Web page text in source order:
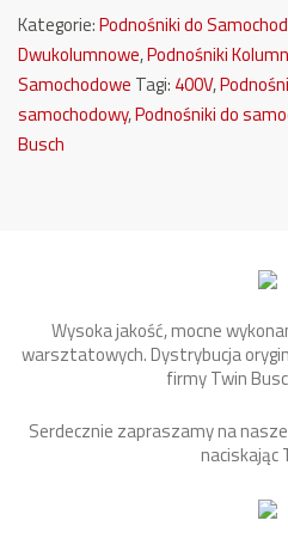
Kategorie:Podnośniki do
Dwukolumnowe,Podnośniki
Samochodowe Tagi: 400V,
samochodowy,Podnośniki do
Busch
Wysoka jakość, mocne
warsztatowych. Dystrybucja
firmy Twin
Serdecznie zapraszamy na
naciskając